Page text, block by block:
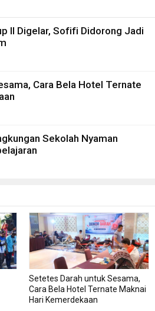
II Digelar, Sofifi Didorong Jadi
Cara Bela Hotel Ternate
Sekolah Nyaman
Setetes Darah untuk Sesama,
Cara Bela Hotel Ternate Maknai
Hari Kemerdekaan